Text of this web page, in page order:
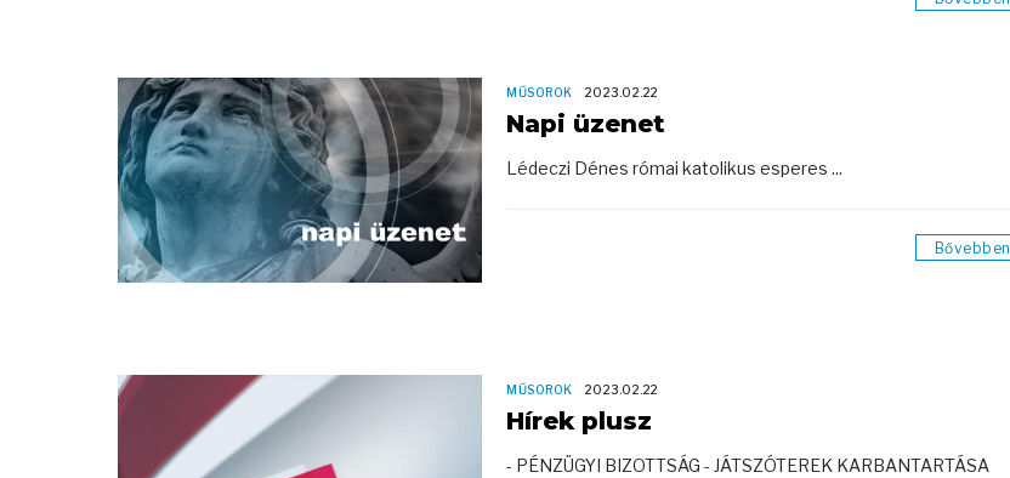
MŰSOROK 2023.02.22
Napi üzenet
Lédeczi Dénes római katolikus esperes ...
Bővebben
MŰSOROK 2023.02.22
Hírek plusz
- PÉNZÜGYI BIZOTTSÁG - JÁTSZÓTEREK KARBANTARTÁSA